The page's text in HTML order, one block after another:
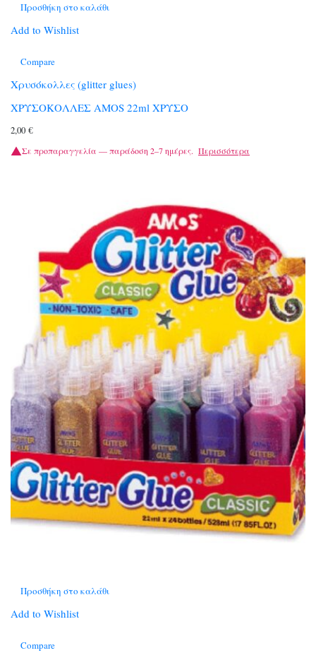
Προσθήκη στο καλάθι
Add to Wishlist
Compare
Χρυσόκολλες (glitter glues)
ΧΡΥΣΟΚΟΛΛΕΣ AMOS 22ml ΧΡΥΣΟ
2,00 €
Σε προπαραγγελία — παράδοση 2–7 ημέρες. Περισσότερα
Προσθήκη στο καλάθι
Add to Wishlist
Compare